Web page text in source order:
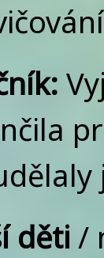
děti /